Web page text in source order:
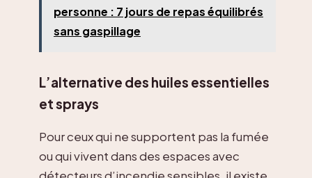
personne : 7 jours de repas équilibrés
sans gaspillage
L’alternative des huiles essentielles
et sprays
Pour ceux qui ne supportent pas la fumée
ou qui vivent dans des espaces avec
détecteurs d’incendie sensibles, il existe